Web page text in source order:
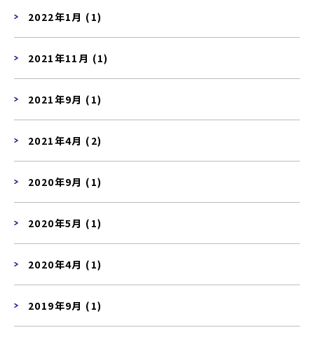
2022年1月 (1)
2021年11月 (1)
2021年9月 (1)
2021年4月 (2)
2020年9月 (1)
2020年5月 (1)
2020年4月 (1)
2019年9月 (1)